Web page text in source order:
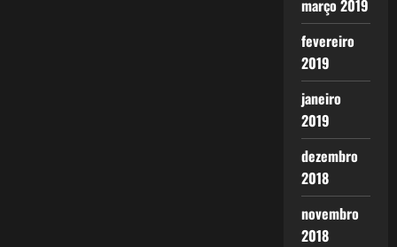
março 2019
fevereiro
2019
janeiro
2019
dezembro
2018
novembro
2018